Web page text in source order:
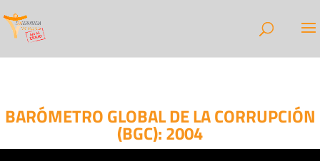
BARÓMETRO GLOBAL DE LA CORRUPCIÓN
(BGC): 2004